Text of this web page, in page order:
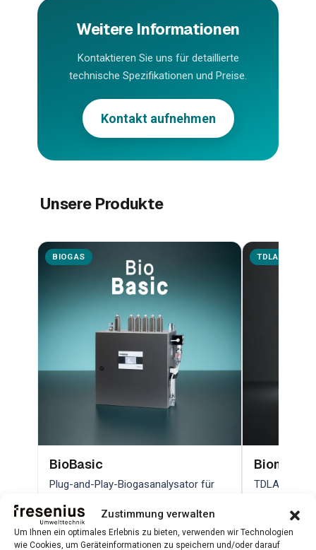
Zustimmung verwalten
Um Ihnen ein optimales Erlebnis zu bieten, verwenden wir Technologien
wie Cookies, um Geräteinformationen zu speichern und/oder darauf
Weitere Informationen
Kontaktieren Sie uns für detaillierte
technische Spezifikationen und Preise.
Kontakt aufnehmen
Unsere Produkte
BIOGAS
BioBasic
Plug-and-Play-Biogasanalysator für
CH₄, CO₂, H₂S, O₂ und H₂
Mehr erfahren →
TDLAS
TDLAS-
Mehr